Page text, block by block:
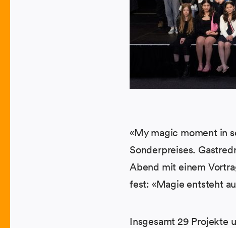
«My magic moment in
Sonderpreises.
Abend mit einem
fest: «Magie entsteht
Insgesamt 29 Projekte